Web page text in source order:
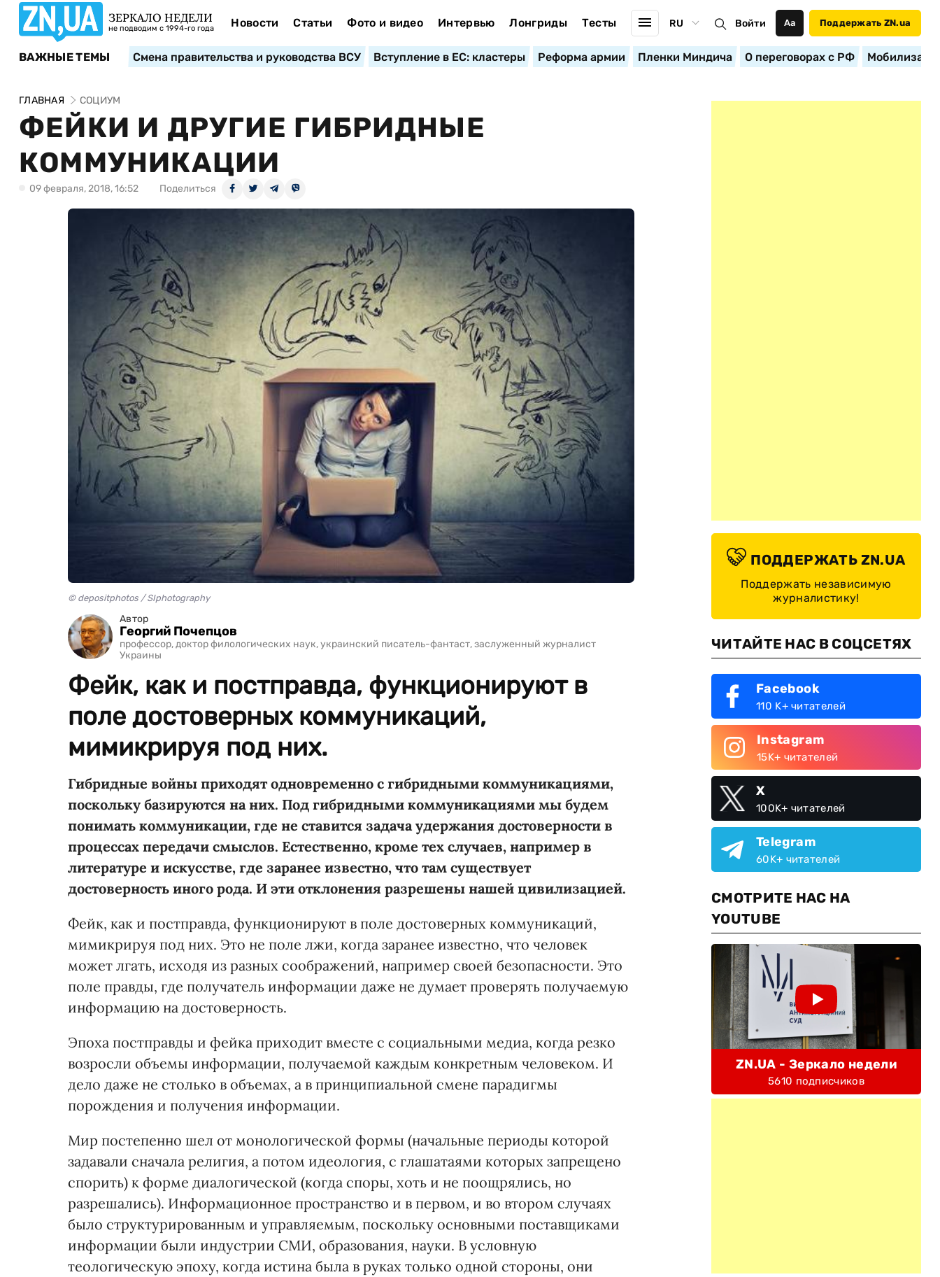
ЗЕРКАЛО НЕДЕЛИ
не подводим с 1994-го года Новости Статьи Фото и видео Интервью Лонгриды Тесты RU Войти Аа Поддержать ZN.ua
ВАЖНЫЕ ТЕМЫ Смена правительства и руководства ВСУ Вступление в ЕС: кластеры Реформа армии Пленки Миндича О переговорах с РФ
ГЛАВНАЯ СОЦИУМ
ФЕЙКИ И ДРУГИЕ ГИБРИДНЫЕ
КОММУНИКАЦИИ
09 февраля, 2018, 16:52 Поделиться
© depositphotos / SIphotography
Автор
Георгий Почепцов
профессор, доктор филологических наук, украинский писатель-фантаст, заслуженный журналист
Украины
Фейк, как и постправда, функционируют в
поле достоверных коммуникаций,
мимикрируя под них.
Гибридные войны приходят одновременно с гибридными коммуникациями,
поскольку базируются на них. Под гибридными коммуникациями мы будем
понимать коммуникации, где не ставится задача удержания достоверности в
процессах передачи смыслов. Естественно, кроме тех случаев, например в
литературе и искусстве, где заранее известно, что там существует
достоверность иного рода. И эти отклонения разрешены нашей цивилизацией.
Фейк, как и постправда, функционируют в поле достоверных коммуникаций,
мимикрируя под них. Это не поле лжи, когда заранее известно, что человек
может лгать, исходя из разных соображений, например своей безопасности. Это
поле правды, где получатель информации даже не думает проверять получаемую
информацию на достоверность.
Эпоха постправды и фейка приходит вместе с социальными медиа, когда резко
возросли объемы информации, получаемой каждым конкретным человеком. И
дело даже не столько в объемах, а в принципиальной смене парадигмы
порождения и получения информации.
Мир постепенно шел от монологической формы (начальные периоды которой
задавали сначала религия, а потом идеология, с глашатаями которых запрещено
спорить) к форме диалогической (когда споры, хоть и не поощрялись, но
разрешались). Информационное пространство и в первом, и во втором случаях
было структурированным и управляемым, поскольку основными поставщиками
информации были индустрии СМИ, образования, науки. В условную
теологическую эпоху, когда истина была в руках только одной стороны, они
ПОДДЕРЖАТЬ ZN.UA
Поддержать независимую
журналистику!
ЧИТАЙТЕ НАС В СОЦСЕТЯХ
Facebook
110 K+ читателей
Instagram
15K+ читателей
X
100K+ читателей
Telegram
60K+ читателей
СМОТРИТЕ НАС НА
YOUTUBE
ZN.UA - Зеркало недели
5610 подписчиков